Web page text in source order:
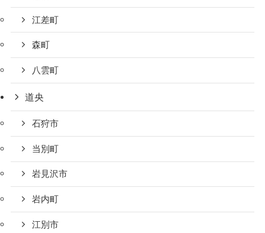
江差町
森町
八雲町
道央
石狩市
当別町
岩見沢市
岩内町
江別市